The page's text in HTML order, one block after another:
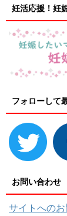
妊活応援！妊
フォローして
お問い合わせ
サイトへの